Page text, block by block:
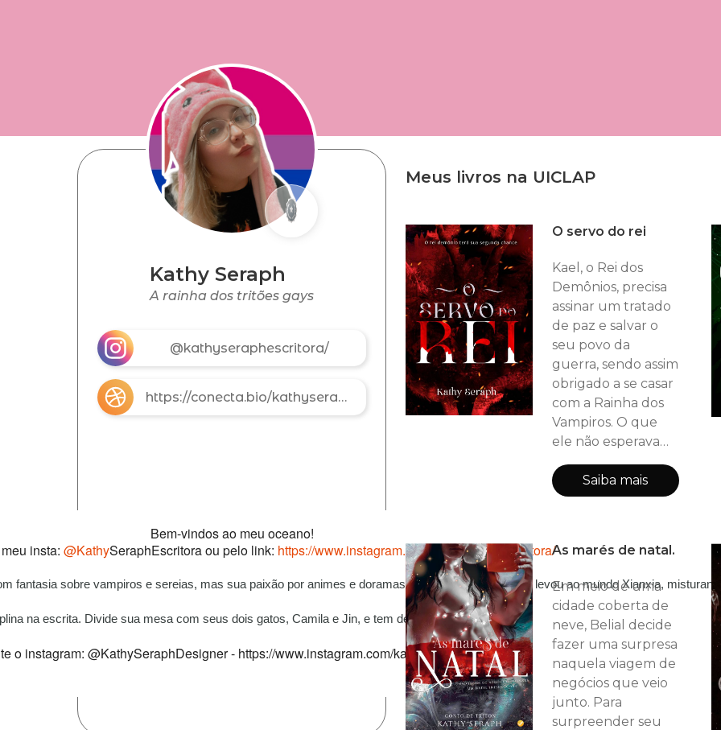
Kathy Seraph
A rainha dos tritões gays
@kathyseraphescritora/
https://conecta.bio/kathyseraph
Bem-vindos ao meu oceano!
insta: @KathySeraphEscritora ou pelo link: https://www.instagram.com/kathyseraphescritora/
fantasia sobre vampiros e sereias, mas sua paixão por animes e doramas (C-drama e K-drama) a levou ao mundo Xianxia,
na escrita. Divide sua mesa com seus dois gatos, Camila e Jin, e tem dez cães em casa.
o instagram: @KathySeraphDesigner - https://www.instagram.com/kathyseraphdesigner/
Meus livros na UICLAP
O servo do rei
Kael, o Rei dos
Demônios, precisa
assinar um tratado
de paz e salvar o
seu povo da
guerra, sendo assim
obrigado a se casar
com a Rainha dos
Vampiros. O que
ele não esperava
era que seu
casamento
arranjado o pusesse
rainha e seu antigo
reacende entre
eles, que passam a
viver um amor
proibido pelas leis.
Quando Kael toma
Akaio para si, ele
pode por
Saiba mais
As marés de natal.
Em meio de uma
cidade coberta de
neve, Belial decide
fazer uma surpresa
naquela viagem de
negócios que veio
junto. Para
surpreender seu